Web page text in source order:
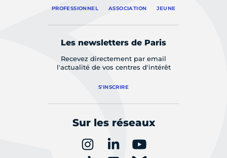
PROFESSIONNEL ASSOCIATION JEUNE
Les newsletters de Paris
Recevez directement par email
l'actualité de vos centres d'intérêt
S'INSCRIRE
Sur les réseaux